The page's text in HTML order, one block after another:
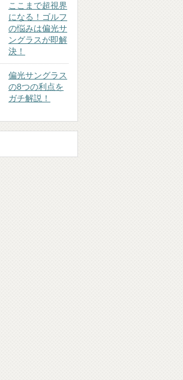
ここまで超視界
になる！ゴルフ
の悩みは偏光サ
ングラスが即解
決！
偏光サングラス
の8つの利点を
ガチ解説！